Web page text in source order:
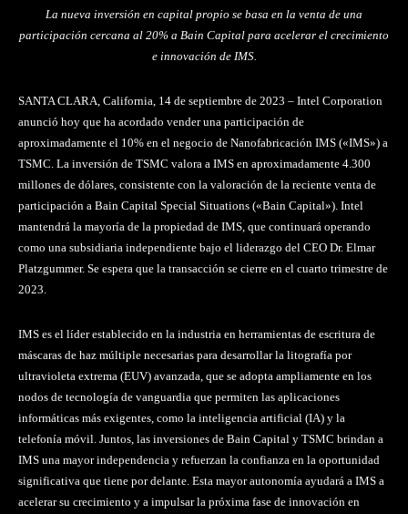
La nueva inversión en capital propio se basa en la venta de una
participación cercana al 20% a Bain Capital para acelerar el crecimiento
e innovación de IMS.
SANTA CLARA, California, 14 de septiembre de 2023 – Intel Corporation
anunció hoy que ha acordado vender una participación de
aproximadamente el 10% en el negocio de Nanofabricación IMS («IMS») a
TSMC. La inversión de TSMC valora a IMS en aproximadamente 4.300
millones de dólares, consistente con la valoración de la reciente venta de
participación a Bain Capital Special Situations («Bain Capital»). Intel
mantendrá la mayoría de la propiedad de IMS, que continuará operando
como una subsidiaria independiente bajo el liderazgo del CEO Dr. Elmar
Platzgummer. Se espera que la transacción se cierre en el cuarto trimestre de
2023.
IMS es el líder establecido en la industria en herramientas de escritura de
máscaras de haz múltiple necesarias para desarrollar la litografía por
ultravioleta extrema (EUV) avanzada, que se adopta ampliamente en los
nodos de tecnología de vanguardia que permiten las aplicaciones
informáticas más exigentes, como la inteligencia artificial (IA) y la
telefonía móvil. Juntos, las inversiones de Bain Capital y TSMC brindan a
IMS una mayor independencia y refuerzan la confianza en la oportunidad
significativa que tiene por delante. Esta mayor autonomía ayudará a IMS a
acelerar su crecimiento y a impulsar la próxima fase de innovación en